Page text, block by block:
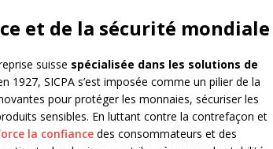
et de la sécurité mondiale
suisse spécialisée dans les solutions de
1927, SICPA s’est imposée comme un pilier de la
pour protéger les monnaies, sécuriser les
sensibles. En luttant contre la contrefaçon et
la confiance des consommateurs et des